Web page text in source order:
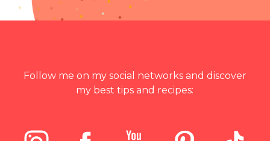
Follow me on my social networks and discover
my best tips and recipes: